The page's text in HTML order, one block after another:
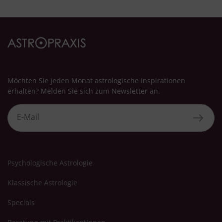
Möchten Sie jeden Monat astrologische Inspirationen
erhalten? Melden Sie sich zum Newsletter an.
Psychologische Astrologie
Klassische Astrologie
Specials
Verwendung genauer Standortdaten